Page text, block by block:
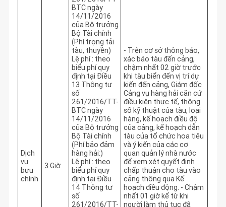
Dịch
vụ
bưu
chính
3 Giờ
BTC ngày
14/11/2016
của Bộ trưởng
Bộ Tài chính
(Phí trọng tải
tàu, thuyền)
Lệ phí : theo
biểu phí quy
định tại Điều
13 Thông tư
số
261/2016/TT-
BTC ngày
14/11/2016
của Bộ trưởng
Bộ Tài chính
(Phí bảo đảm
hàng hải:)
Lệ phí : theo
biểu phí quy
định tại Điều
14 Thông tư
số
261/2016/TT-
- Trên cơ sở thông báo,
xác báo tàu đến cảng,
chậm nhất 02 giờ trước
khi tàu biển đến vị trí dự
kiến đến cảng, Giám đốc
Cảng vụ hàng hải căn cứ
điều kiện thực tế, thông
số kỹ thuật của tàu, loại
hàng, kế hoạch điều độ
của cảng, kế hoạch dẫn
tàu của tổ chức hoa tiêu
và ý kiến của các cơ
quan quản lý nhà nước
để xem xét quyết định
chấp thuận cho tàu vào
cảng thông qua Kế
hoạch điều động. - Chậm
nhất 01 giờ kể từ khi
người làm thủ tục đã